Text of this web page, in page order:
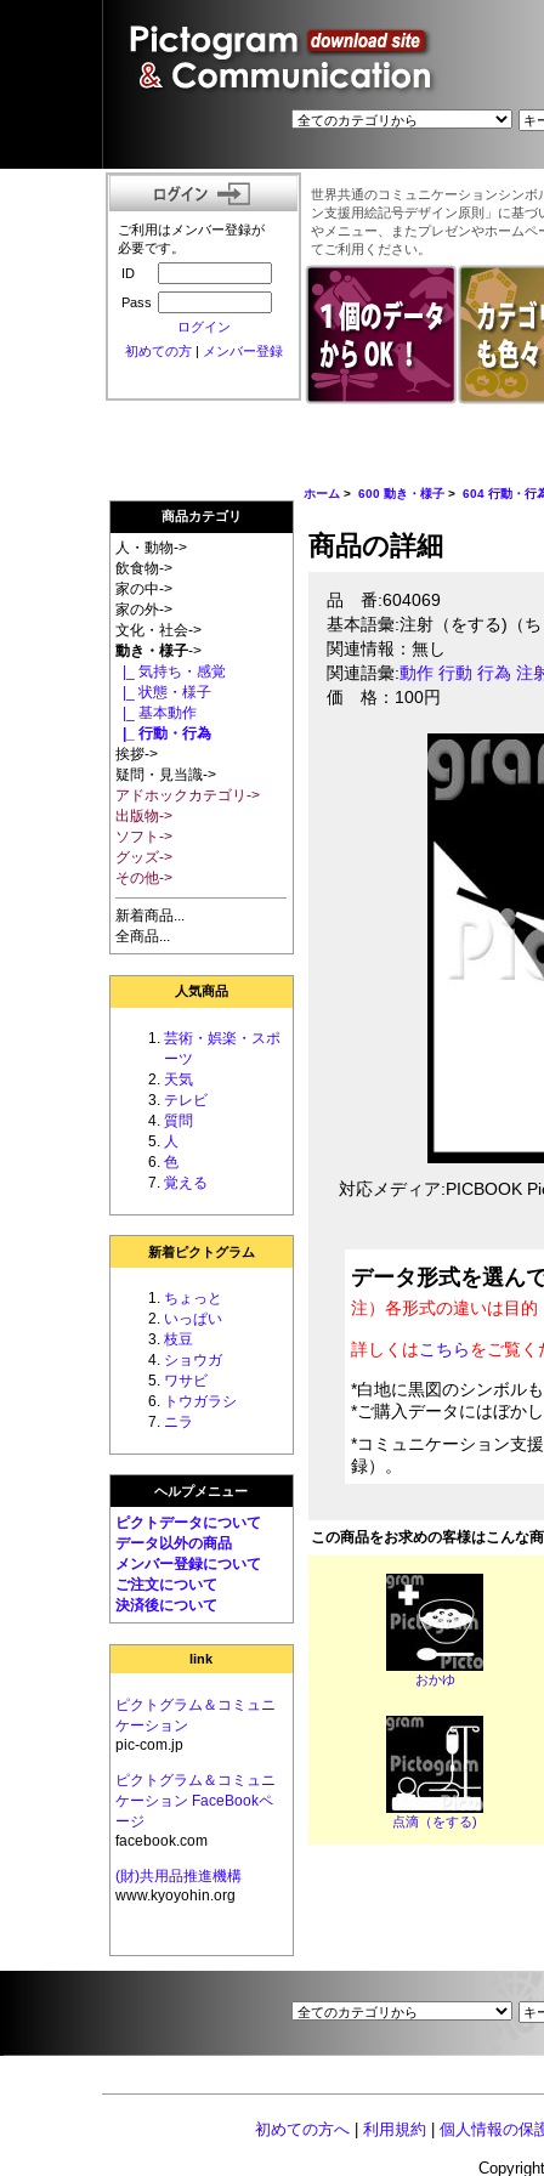
ご利用はメンバー登録が
必要です。
ID
Pass
ログイン
初めての方| メンバー登録
世界共通のコミュニケーションシン
ン支援用絵記号デザイン原則」に基
やメニュー、またプレゼンやホーム
てご利用ください。
商品カテゴリ
人・動物->
飲食物->
家の中->
家の外->
文化・社会->
動き・様子->
|_ 気持ち・感覚
|_ 状態・様子
|_ 基本動作
|_ 行動・行為
挨拶->
疑問・見当識->
アドホックカテゴリ->
出版物->
ソフト->
グッズ->
その他->
新着商品...
全商品...
人気商品
芸術・娯楽・スポ
ーツ
天気
テレビ
質問
人
色
覚える
新着ピクトグラム
ちょっと
いっぱい
枝豆
ショウガ
ワサビ
トウガラシ
ニラ
ヘルプメニュー
ピクトデータについて
データ以外の商品
メンバー登録について
ご注文について
決済後について
link
ピクトグラム＆コミュニ
ケーション
pic-com.jp
ピクトグラム＆コミュニ
ケーション FaceBookペ
ージ
facebook.com
(財)共用品推進機構
www.kyoyohin.org
ホーム >600 動き・様子 >604 行動・行
商品の詳細
品 番:604069
基本語彙:注射（をする)（
関連情報：無し
関連語彙:動作 行動 行為 注
価 格：100円
対応メディア:PICBOOK
データ形式を選ん
注）各形式の違いは目
詳しくはこちらをご覧く
*白地に黒図のシンボル
*ご購入データにはぼか
*コミュニケーション支
録）。
この商品をお求めの客様はこんな
おかゆ
点滴（をする)
初めての方へ 利用規約 個人情報の保